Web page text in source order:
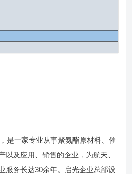
是一家专业从事聚氨酯原材料、催
以及应用、销售的企业，为航天、
服务长达30余年。启光企业总部设